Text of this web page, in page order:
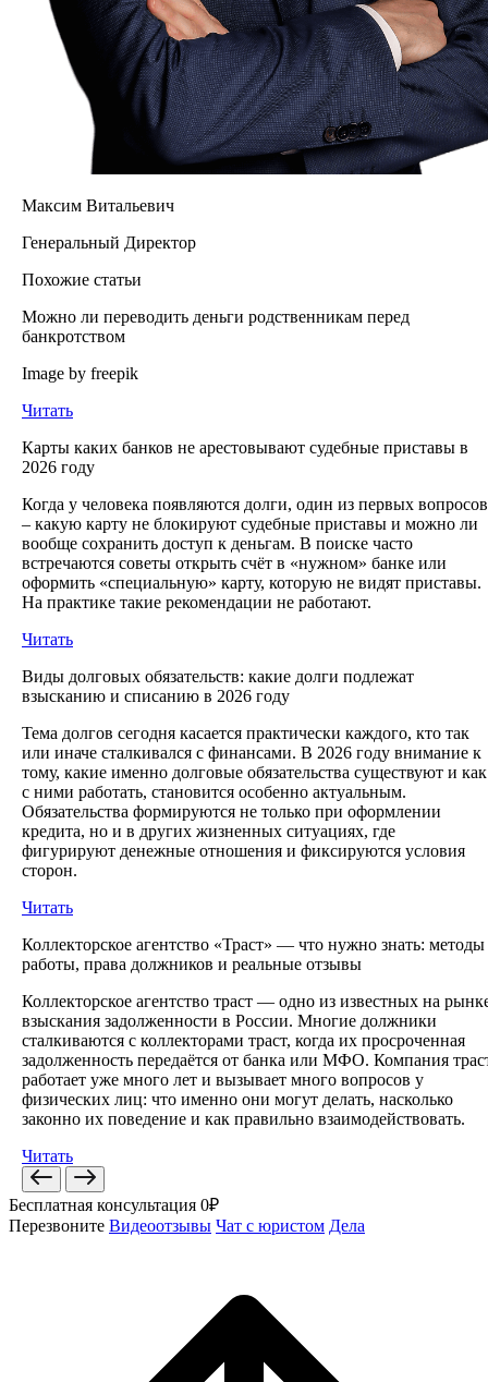
Максим Витальевич
Генеральный Директор
Похожие статьи
Можно ли переводить деньги родственникам перед
банкротством
Image by freepik
Читать
Карты каких банков не арестовывают судебные приставы в
2026 году
Когда у человека появляются долги, один из первых вопросов
– какую карту не блокируют судебные приставы и можно ли
вообще сохранить доступ к деньгам. В поиске часто
встречаются советы открыть счёт в «нужном» банке или
оформить «специальную» карту, которую не видят приставы.
На практике такие рекомендации не работают.
Читать
Виды долговых обязательств: какие долги подлежат
взысканию и списанию в 2026 году
Тема долгов сегодня касается практически каждого, кто так
или иначе сталкивался с финансами. В 2026 году внимание к
тому, какие именно долговые обязательства существуют и как
с ними работать, становится особенно актуальным.
Обязательства формируются не только при оформлении
кредита, но и в других жизненных ситуациях, где
фигурируют денежные отношения и фиксируются условия
сторон.
Читать
Коллекторское агентство «Траст» — что нужно знать: методы
работы, права должников и реальные отзывы
Коллекторское агентство траст — одно из известных на
взыскания задолженности в России. Многие должники
сталкиваются с коллекторами траст, когда их просроченная
задолженность передаётся от банка или МФО. Компания
работает уже много лет и вызывает много вопросов у
физических лиц: что именно они могут делать, насколько
законно их поведение и как правильно взаимодействовать.
Читать
Бесплатная консультация 0₽
Перезвоните Видеоотзывы Чат с юристом Дела